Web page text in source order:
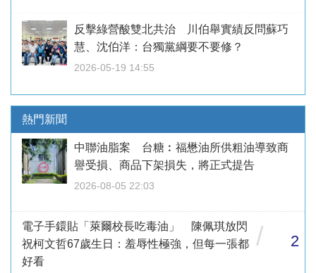
反擊綠營酸雙北共治 川伯舉實績反問蘇巧
慧、沈伯洋：台獨黨綱要不要修？
2026-05-19 14:55
熱門新聞
中聯油脂案 台糖︰福懋油所供粗油導致商
譽受損、商品下架損失，將正式提告
2026-08-05 22:03
電子手鐶貼「萊爾校長吃毒油」 陳佩琪放閃
祝柯文哲67歲生日：羞辱性極強，但每一張都
好看
/ 2